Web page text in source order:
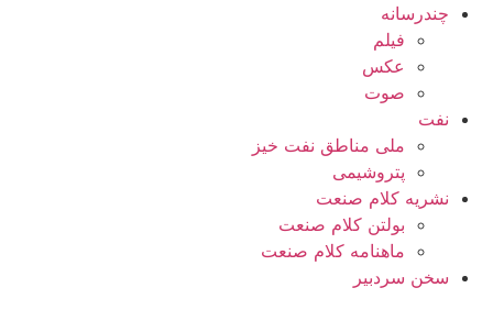
چندرسانه
فیلم
عکس
صوت
نفت
ملی مناطق نفت خیز
پتروشیمی
نشریه کلام صنعت
بولتن کلام صنعت
ماهنامه کلام صنعت
سخن سردبیر